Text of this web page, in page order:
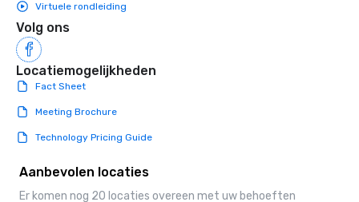
Virtuele rondleiding
Volg ons
Locatiemogelijkheden
Fact Sheet
Meeting Brochure
Technology Pricing Guide
Aanbevolen locaties
Er komen nog 20 locaties overeen met uw behoeften